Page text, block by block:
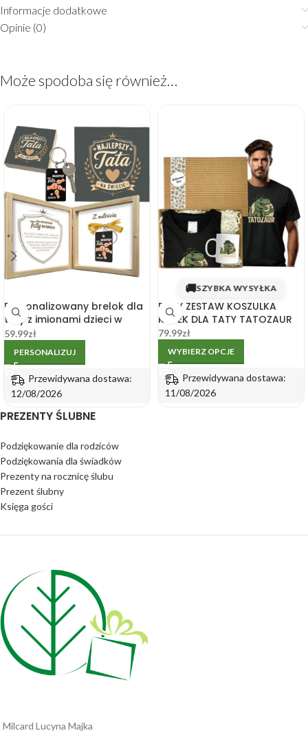
Informacje dodatkowe
Opinie (0)
Może spodoba się również…
Personalizowany brelok dla
taty z imionami dzieci w
drewnianym pudełku
59.99zł
PERSONALIZUJ
Przewidywana dostawa:
12/08/2026
🚚SZYBKA WYSYŁKA
DUŻY ZESTAW KOSZULKA
KUBEK DLA TATY TATOZAUR
79.99zł
WYBIERZ OPCJE
Przewidywana dostawa:
11/08/2026
PREZENTY ŚLUBNE
Podziękowanie dla rodziców
Podziękowania dla świadków
Prezenty na rocznicę ślubu
Prezent ślubny
Księga gości
Milcard Lucyna Majka